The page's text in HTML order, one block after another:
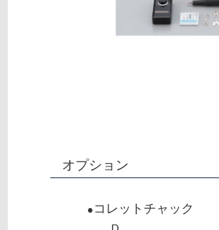
オプション
● コレットチャック